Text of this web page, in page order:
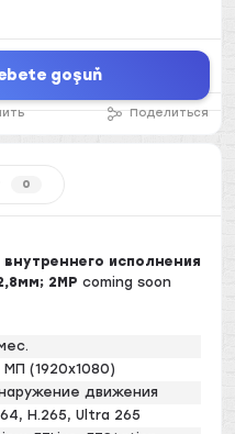
goşuň
Поделиться
0
внутреннего исполнения
2MP coming soon
МП (1920х1080)
движения
H.265, Ultra 265